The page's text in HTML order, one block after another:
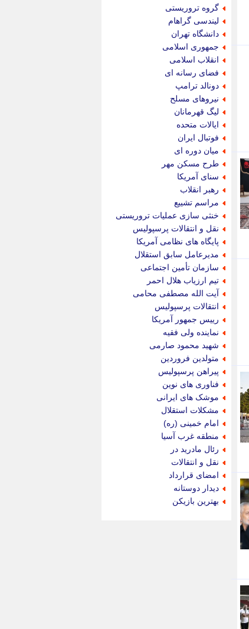
گروه تروریستی
لیندسی گراهام
دانشگاه تهران
جمهوری اسلامی
انقلاب اسلامی
فضای رسانه ای
دونالد ترامپ
نیروهای مسلح
لیگ قهرمانان
ایالات متحده
فوتبال ایران
میان دوره ای
طرح مسکن مهر
سنای آمریکا
رهبر انقلاب
مراسم تشییع
خنثی سازی عملیات تروریستی
نقل و انتقالات پرسپولیس
پایگاه های نظامی آمریکا
مدیرعامل سابق استقلال
سازمان تأمین اجتماعی
تیم ارزیاب هلال احمر
آیت الله مصطفی محامی
انتقالات پرسپولیس
رییس جمهور آمریکا
نماینده ولی فقیه
شهید محمود صارمی
متولدین فروردین
پیراهن پرسپولیس
فناوری های نوین
موشک های ایرانی
مشکلات استقلال
امام خمینی (ره)
منطقه غرب آسیا
رئال مادرید در
نقل و انتقالات
امضای قرارداد
دیدار دوستانه
بهترین بازیکن